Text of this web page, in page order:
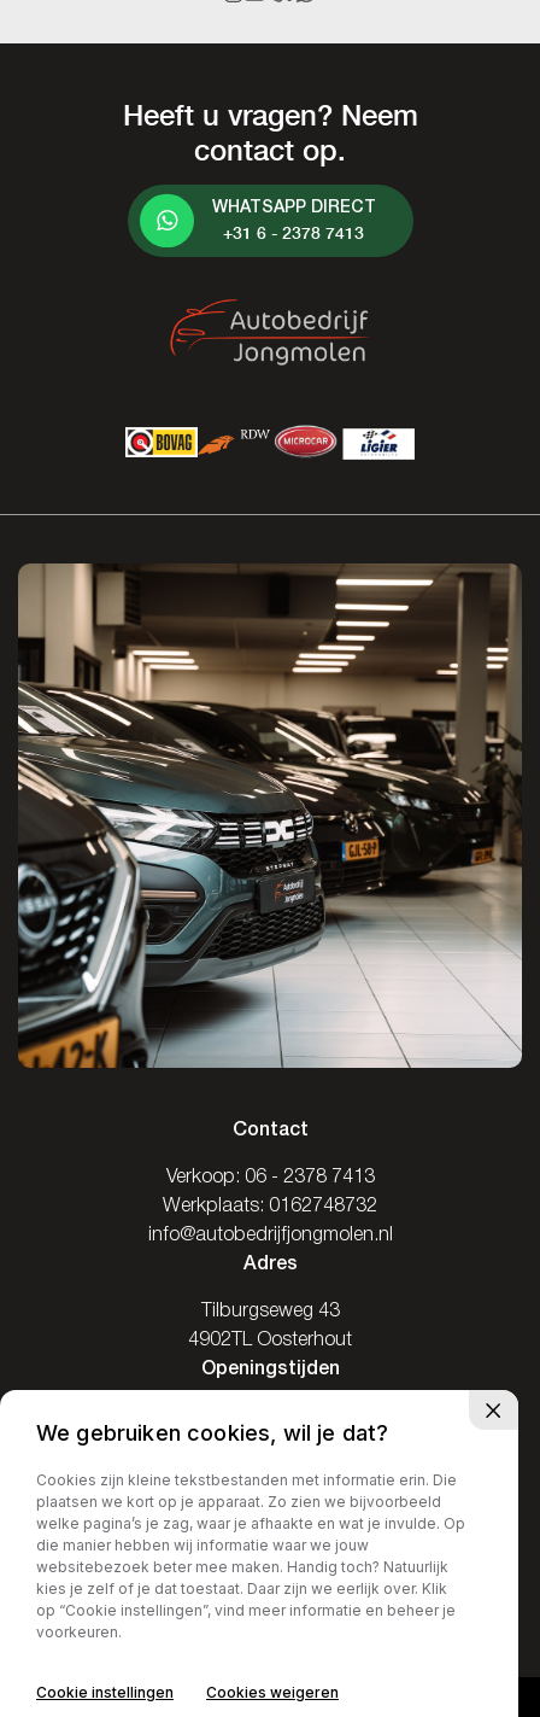
Heeft u vragen? Neem
contact op.
WHATSAPP DIRECT
+31 6 - 2378 7413
Contact
Verkoop: 06 - 2378 7413
Werkplaats: 0162748732
info@autobedrijfjongmolen.nl
Adres
Tilburgseweg 43
4902TL Oosterhout
Openingstijden
Di / Vr: 08.00-17.30
Za: 09.00-16.00
Zo: Gesloten
We gebruiken cookies, wil je dat?
Cookies zijn kleine tekstbestanden met informatie erin. Die
plaatsen we kort op je apparaat. Zo zien we bijvoorbeeld
welke pagina’s je zag, waar je afhaakte en wat je invulde. Op
die manier hebben wij informatie waar we jouw
websitebezoek beter mee maken. Handig toch? Natuurlijk
kies je zelf of je dat toestaat. Daar zijn we eerlijk over. Klik
op “Cookie instellingen”, vind meer informatie en beheer je
voorkeuren.
Cookie instellingen Cookies weigeren